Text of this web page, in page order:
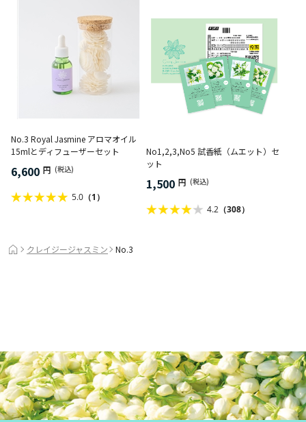
No.3 Royal Jasmine アロマオイル
15mlとディフューザーセット
6,600 円 (税込)
5.0 （1）
No1,2,3,No5 試香紙（ムエット）セ
ット
1,500 円 (税込)
4.2 （308）
クレイジージャスミン No.3